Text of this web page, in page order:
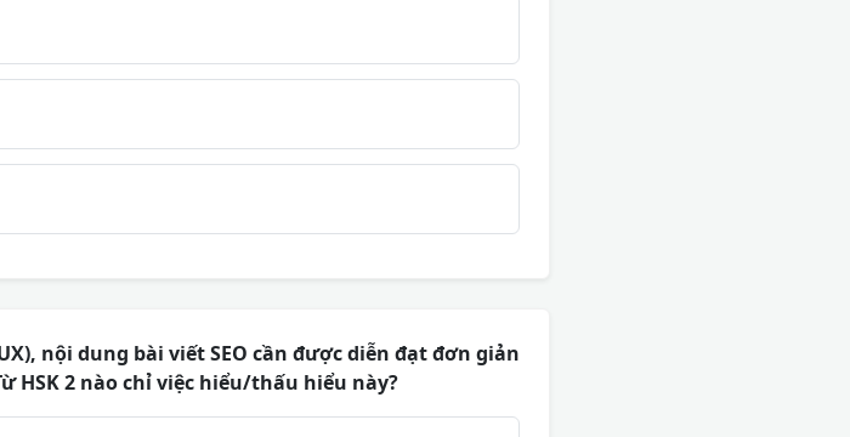
nội dung bài viết SEO cần được diễn đạt đơn giản
HSK 2 nào chỉ việc hiểu/thấu hiểu này?